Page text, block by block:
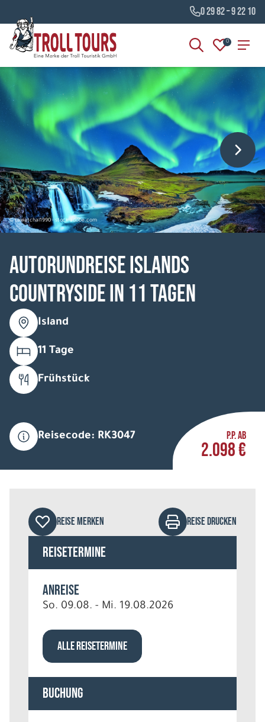
0 29 82 – 9 22 10
0
© tawatchai1990 - stock.adobe.com
Autorundreise Islands
Countryside in 11 Tagen
Island
11 Tage
Frühstück
Reisecode: RK3047 P.P. AB
2.098 €
REISE MERKEN REISE DRUCKEN
Reisetermine
Anreise
So. 09.08. - Mi. 19.08.2026
ALLE REISETERMINE
Buchung